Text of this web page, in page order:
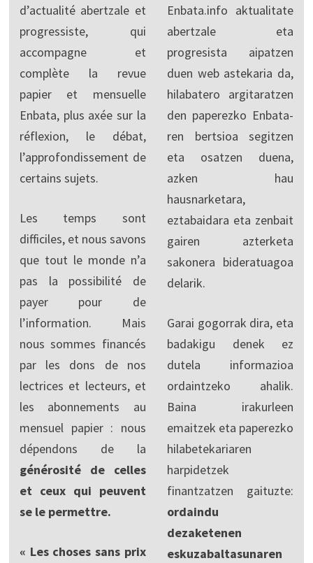
d’actualité abertzale et
progressiste, qui
accompagne et
complète la revue
papier et mensuelle
Enbata, plus axée sur la
réflexion, le débat,
l’approfondissement de
certains sujets.
Les temps sont
difficiles, et nous savons
que tout le monde n’a
pas la possibilité de
payer pour de
l’information. Mais
nous sommes financés
par les dons de nos
lectrices et lecteurs, et
les abonnements au
mensuel papier : nous
dépendons de la
générosité de celles
et ceux qui peuvent
se le permettre.
« Les choses sans prix
Enbata.info aktualitate
abertzale eta
progresista aipatzen
duen web astekaria da,
hilabatero argitaratzen
den paperezko Enbata-
ren bertsioa segitzen
eta osatzen duena,
azken hau
hausnarketara,
eztabaidara eta zenbait
gairen azterketa
sakonera bideratuagoa
delarik.
Garai gogorrak dira, eta
badakigu denek ez
dutela informazioa
ordaintzeko ahalik.
Baina irakurleen
emaitzek eta paperezko
hilabetekariaren
harpidetzek
finantzatzen gaituzte:
ordaindu
dezaketenen
eskuzabaltasunaren